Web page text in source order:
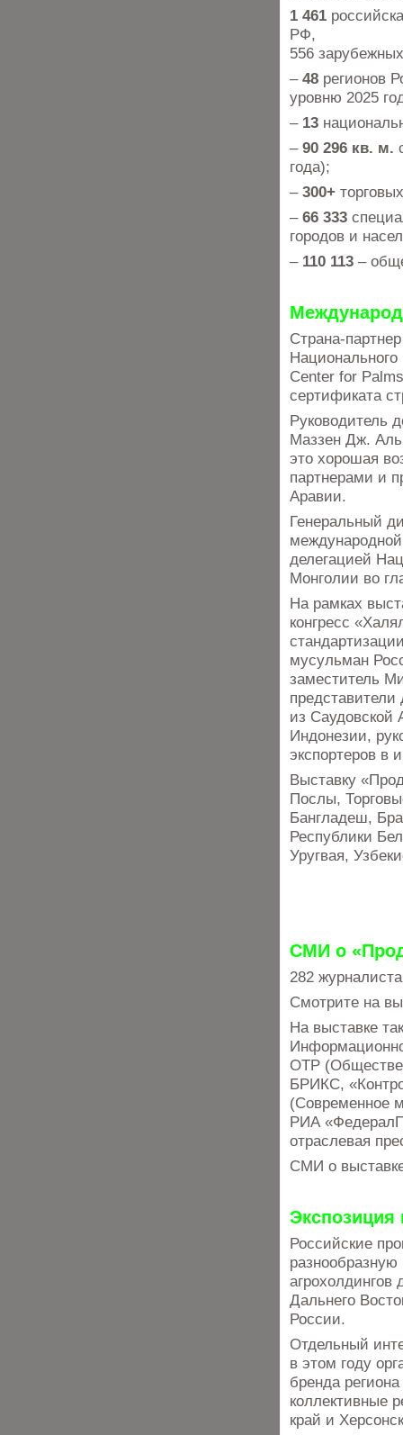
1 461
РФ,
556
–48 регионов
уровню 2025
– 13
–90 296 кв. м.
года);
– 300+
–66 333
городов и
– 110 113 –
Страна-
Center for
сертификата
Руководитель
Маззен Дж.
это хорошая
партнерами и
Аравии.
Генеральный
делегацией
Монголии во
На рамках
конгресс
мусульман
заместитель
представители
из Саудовской
Индонезии,
экспортеров в
Выставку
Послы,
Бангладеш,
Республики
Уругвая,
СМИ о
282
Смотрите на
На выставке
ОТР
БРИКС,
(Современное
РИА
отраслевая
СМИ о
Экспозиция
Российские
Дальнего
России.
Отдельный
в этом году
бренда
коллективные
край и